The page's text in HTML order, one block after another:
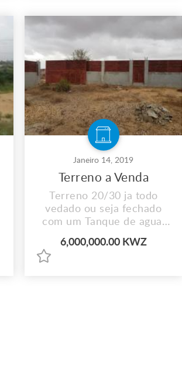
Janeiro 14, 2019
Terreno a Venda
Terreno 20/30 ja todo
vedado ou seja fechado
com um Tanque de agua.
do Benfica. No lado oposto
6,000,000.00 KWZ